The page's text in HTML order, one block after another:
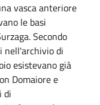
vasca anteriore
le basi
Secondo
nell'archivio di
esistevano già
Domaiore e
di